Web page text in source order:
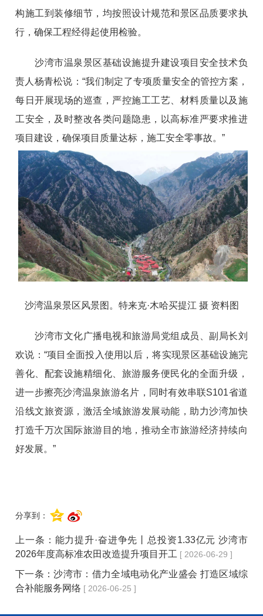
构施工到装修细节，均按照设计规范和景区品质要求执
行，确保工程经得起使用检验。
沙湾市温泉景区基础设施提升建设项目安全技术负
责人杨青松说：“我们制定了专项质量安全的管控方案，
每日开展现场的巡查，严控施工工艺、材料质量以及施
工安全，及时整改各类问题隐患，以高标准严要求推进
项目建设，确保项目质量达标，施工安全零事故。”
沙湾温泉景区风景图。特来克·木哈买提江 摄 资料图
沙湾市文化广播电视和旅游局党组成员、副局长刘
欢说：“项目全面投入使用以后，将实现景区基础设施完
善化、配套设施精细化、旅游服务便民化的全面升级，
进一步擦亮沙湾温泉旅游名片，同时有效串联S101省道
沿线文旅资源，激活全域旅游发展动能，助力沙湾加快
打造千万次国际旅游目的地，推动全市旅游经济持续向
好发展。”
分享到：
上一条： 能力提升·奋进争先丨总投资1.33亿元 沙湾市
2026年度高标准农田改造提升项目开工 [ 2026-06-29 ]
下一条：沙湾市：借力全域电动化产业盛会 打造区域综
合补能服务网络 [ 2026-06-25 ]